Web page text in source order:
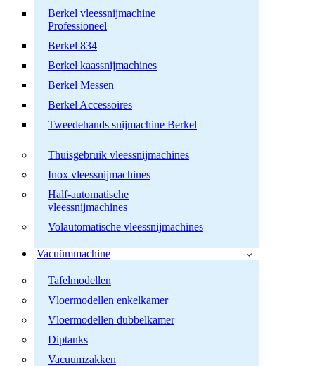
Berkel vleessnijmachine
Professioneel
Berkel 834
Berkel kaassnijmachines
Berkel Messen
Berkel Accessoires
Tweedehands snijmachine Berkel
Thuisgebruik vleessnijmachines
Inox vleessnijmachines
Half-automatische
vleessnijmachines
Volautomatische vleessnijmachines
Vacuümmachine
Tafelmodellen
Vloermodellen enkelkamer
Vloermodellen dubbelkamer
Diptanks
Vacuumzakken